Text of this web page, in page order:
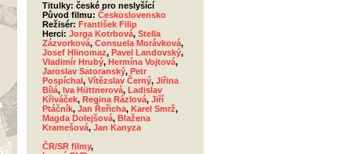
Titulky: české pro neslyšící
Původ filmu: Československo
Režisér: František Filip
Herci: Jorga Kotrbová, Stella
Zázvorková, Consuela Morávková,
Josef Hlinomaz, Pavel Landovský,
Vladimír Hrubý, Hermína Vojtová,
Jaroslav Satoranský, Petr
Pospíchal, Vítězslav Černý, Jiřina
Bílá, Iva Hüttnerová, Ladislav
Křiváček, Regina Rázlová, Jiří
Ptáčník, Jan Řeřicha, Karel Smrž,
Magda Dolejšová, Blažena
Kramešová, Jan Kanyza
ČR/SR filmy,